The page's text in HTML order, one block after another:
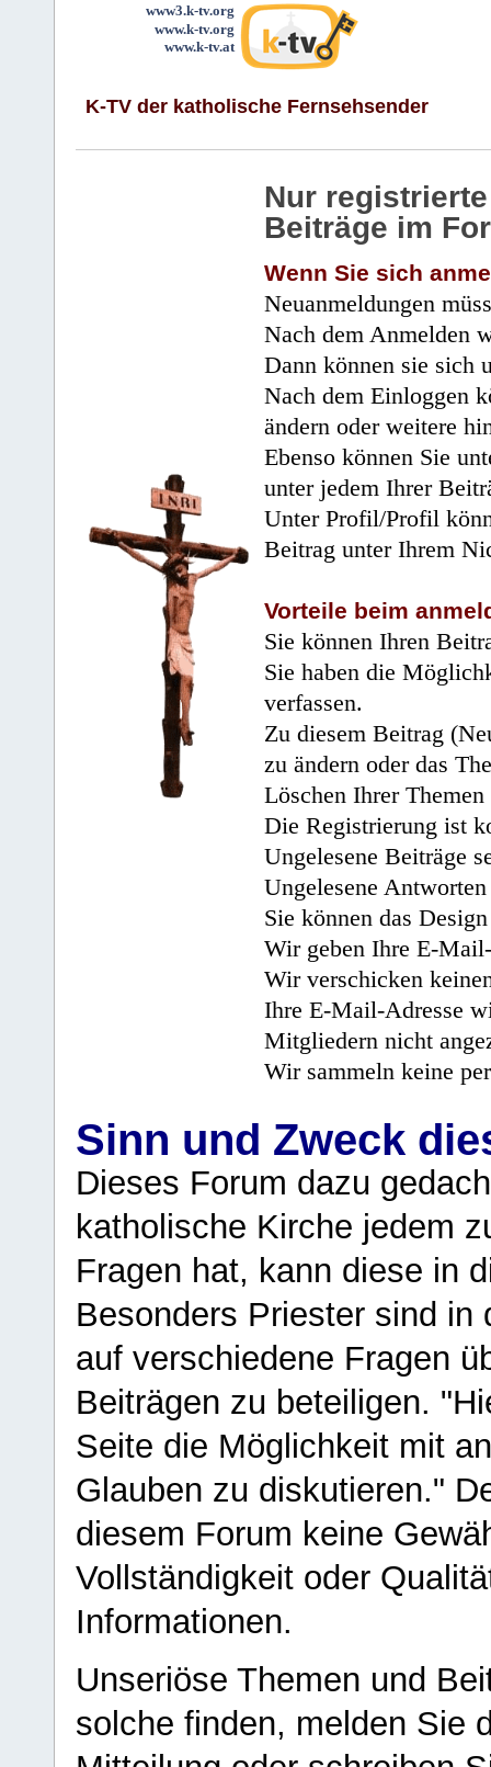
www3.k-tv.org
www.k-tv.org
www.k-tv.at
K-TV der katholische Fernsehsender
Nur
Beiträge im
Wenn Sie sich
Neuanmeldungen
Nach dem Anmelden
Dann können sie sich
Nach dem Einloggen
ändern oder weitere
Ebenso können Sie
unter jedem Ihrer
Unter Profil/Profil
Beitrag unter Ihrem
Vorteile beim
Sie können Ihren
Sie haben die
verfassen.
Zu diesem Beitrag
zu ändern oder das
Löschen Ihrer
Die Registrierung ist
Ungelesene Beiträge
Ungelesene
Sie können das
Wir geben Ihre E-
Wir verschicken
Ihre E-Mail-Adresse
Mitgliedern nicht
Wir sammeln keine
Sinn und Zweck
Dieses Forum dazu
katholische Kirche jedem
Fragen hat, kann diese in
Besonders Priester sind in
auf verschiedene Fragen
Beiträgen zu beteiligen.
Seite die Möglichkeit mit
Glauben zu diskutieren."
diesem Forum keine
Vollständigkeit oder
Informationen.
Unseriöse Themen und
solche finden, melden Sie